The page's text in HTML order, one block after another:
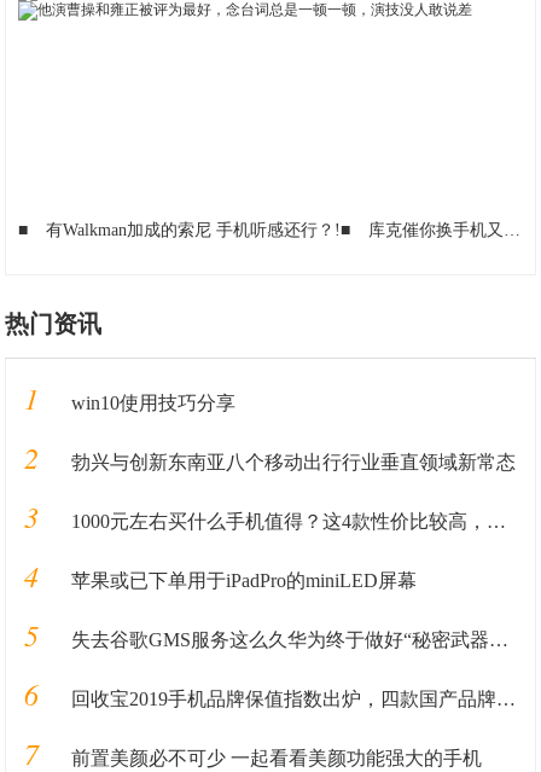
■ 有Walkman加成的索尼 手机听感还行？!■ 库克催你换手机又出新招，苹果下调二手iPhone回收价格!
热门资讯
1 win10使用技巧分享
2 勃兴与创新东南亚八个移动出行行业垂直领域新常态
3 1000元左右买什么手机值得？这4款性价比较高，可能你会喜欢
4 苹果或已下单用于iPadPro的miniLED屏幕
5 失去谷歌GMS服务这么久华为终于做好“秘密武器”准备重回国际市场
6 回收宝2019手机品牌保值指数出炉，四款国产品牌保值率超华为
7 前置美颜必不可少 一起看看美颜功能强大的手机